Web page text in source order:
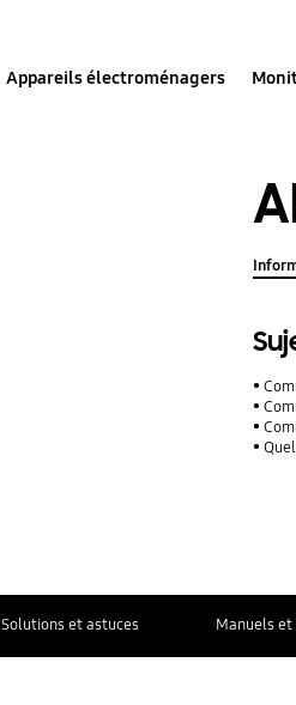
Appareils électroménagers
Solutions et astuces Manuels